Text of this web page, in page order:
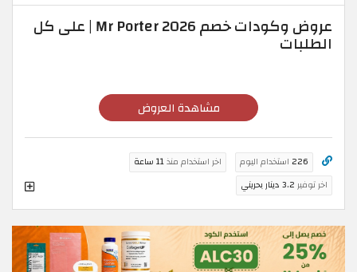
عروض وكودات خصم Mr Porter 2026 | على كل
الطلبات
مشاهدة العروض
226 استخدام اليوم اخر استخدام منذ11 ساعة
اخر توفير 3.2 دينار بحريني